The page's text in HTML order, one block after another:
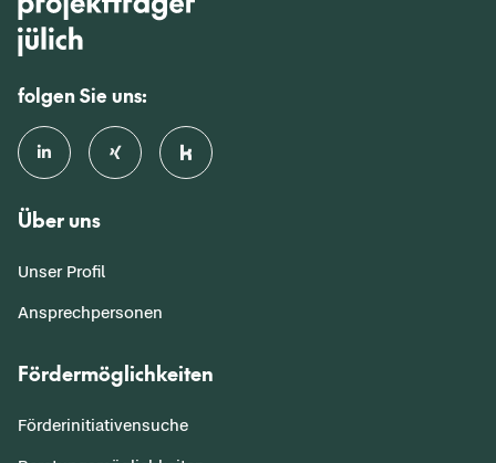
folgen Sie uns:
Über uns
Unser Profil
Ansprechpersonen
Fördermöglichkeiten
Förderinitiativensuche